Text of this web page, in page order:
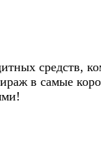
средств,
в самые